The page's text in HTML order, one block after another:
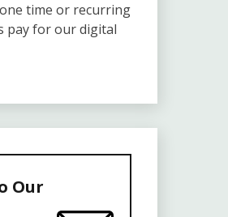
time or recurring
pay for our digital
Our